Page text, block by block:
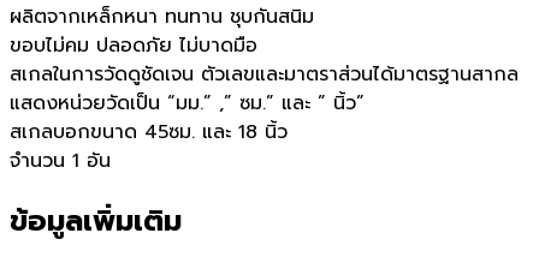
ผลิตจากเหล็กหนา ทนทาน ชุบกันสนิม
ขอบไม่คม ปลอดภัย ไม่บาดมือ
สเกลในการวัดดูชัดเจน ตัวเลขและมาตราส่วนได้มาตรฐานสากล
แสดงหน่วยวัดเป็น “มม.” ,” ซม.” และ ” นิ้ว”
สเกลบอกขนาด 45ซม. และ 18 นิ้ว
จำนวน 1 อัน
ข้อมูลเพิ่มเติม